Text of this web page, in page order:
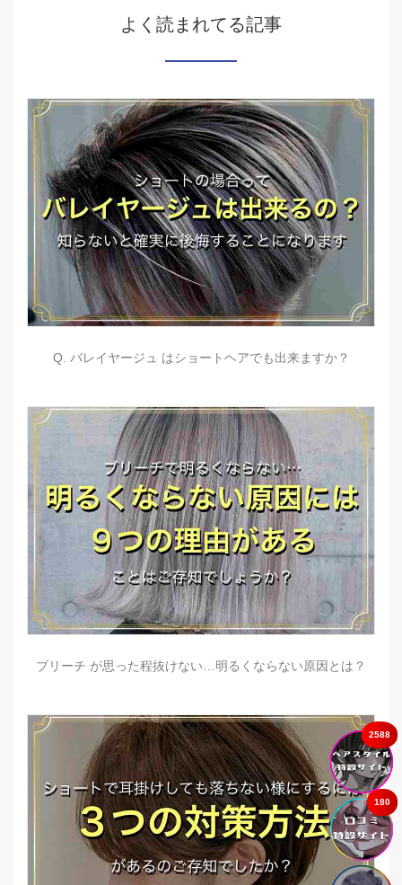
よく読まれてる記事
Q. バレイヤージュ はショートヘアでも出来ますか？
ブリーチ が思った程抜けない…明るくならない原因とは？
180
2588